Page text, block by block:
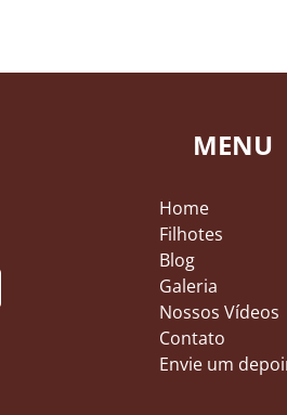
MENU
Home
Filhotes
Blog
Galeria
Nossos Vídeos
Contato
Envie um